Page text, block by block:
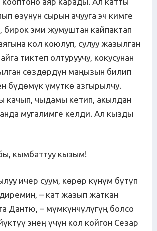
өзүнүн сырын ачууга эч кимге
бирок эми жумуштан кайпактап
кол коюлуп, сулуу жазылган
тиктеп олтуруучу, кокусунан
сөздөрдүн маңызын билип
бүдөмүк үмүткө азгырылчу.
качып, чыдамы кетип, акылдан
мугалимге келди. Ал кызды
кымбаттуу кызым!
ичер суум, көрөр күнүм бүтүп
– кат жазып жаткан
Дантю, – мүмкүнчүлүгүң болсо
энең үчүн кол койгон Сезар